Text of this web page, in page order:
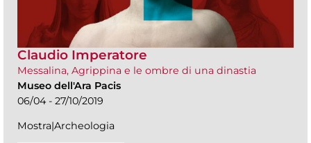
Claudio Imperatore
Messalina, Agrippina e le ombre di una dinastia
Museo dell'Ara Pacis
06/04 - 27/10/2019
Mostra|Archeologia